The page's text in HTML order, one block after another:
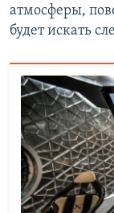
атмосферы,
будет искать